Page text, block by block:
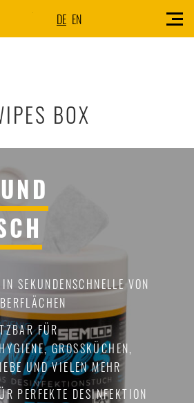
DE EN
BOX
SEKUNDENSCHNELLE VON
FÜR
GROSSKÜCHEN, C
UND VIELEN MEHR
PERFEKTE DESINFEKTION